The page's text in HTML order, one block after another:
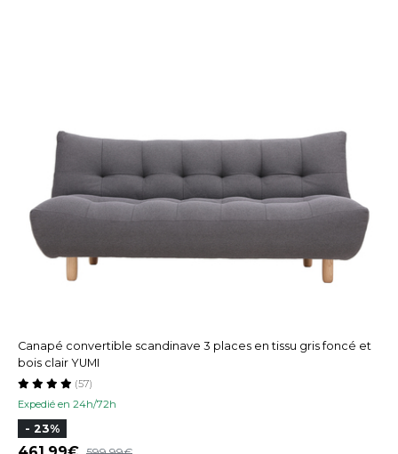
Canapé convertible scandinave 3 places en tissu gris foncé et
bois clair YUMI
Expedié en 24h/72h
(57)
- 23%